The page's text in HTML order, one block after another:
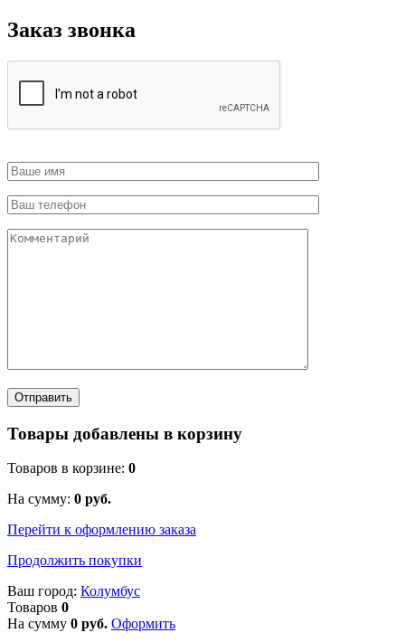
Заказ звонка
Товары добавлены в корзину
Товаров в корзине: 0
На сумму: 0 руб.
Перейти к оформлению заказа
Продолжить покупки
Ваш город: Колумбус
Товаров 0
На сумму 0 руб. Оформить